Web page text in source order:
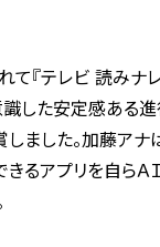
『テレビ 読みナ
した安定感ある進
ました。加藤アナ
るアプリを自らＡ